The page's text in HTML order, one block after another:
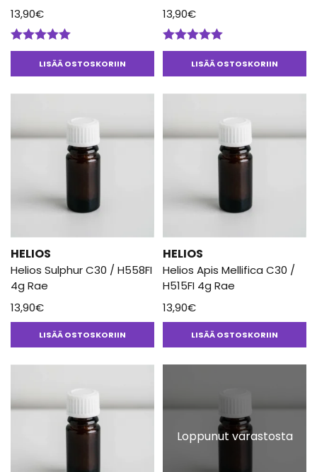
13,90€
Arvostelu
tuotteesta:LISÄÄ OSTOSKORIIN
13,90€
Arvostelu
tuotteesta:LISÄÄ OSTOSKORIIN
HELIOS
Helios Sulphur C30 / H558FI
4g Rae
13,90€
LISÄÄ OSTOSKORIIN
HELIOS
Helios Apis Mellifica C30 /
H515FI 4g Rae
13,90€
LISÄÄ OSTOSKORIIN
Loppunut varastosta